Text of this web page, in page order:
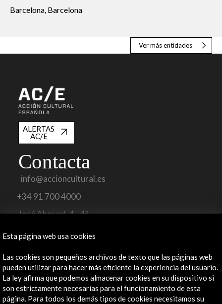
Barcelona, Barcelona
Ver más entidades
ALERTAS
AC/E
Contacta
info@accioncultural.es
+34 91 700 4000
José Abascal, 4 - 4º
Canales de contacto
Explora
Institucional
Actividades
Esta página web usa cookies
Las cookies son pequeños archivos de texto que las páginas web
pueden utilizar para hacer más eficiente la experiencia del usuario.
La ley afirma que podemos almacenar cookies en su dispositivo si
son estrictamente necesarias para el funcionamiento de esta
página. Para todos los demás tipos de cookies necesitamos su